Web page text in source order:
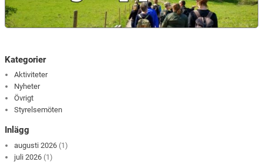
Kategorier
Aktiviteter
Nyheter
Övrigt
Styrelsemöten
Inlägg
augusti 2026 (1)
juli 2026 (1)